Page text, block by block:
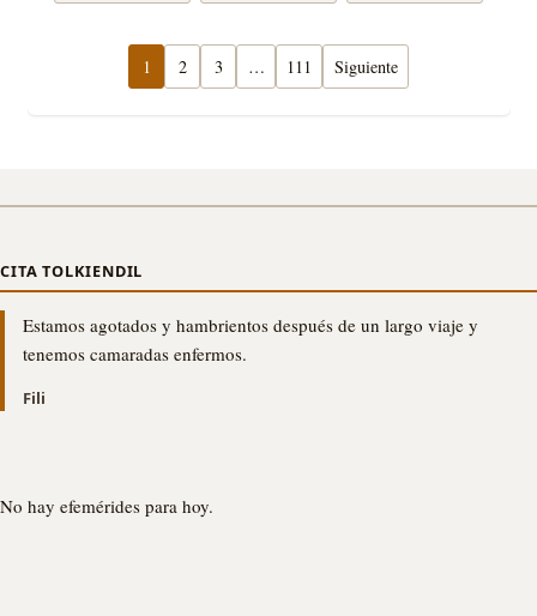
1 2 3 … 111 Siguiente
CITA TOLKIENDIL
Estamos agotados y hambrientos después de un largo viaje y
tenemos camaradas enfermos.
Fili
No hay efemérides para hoy.